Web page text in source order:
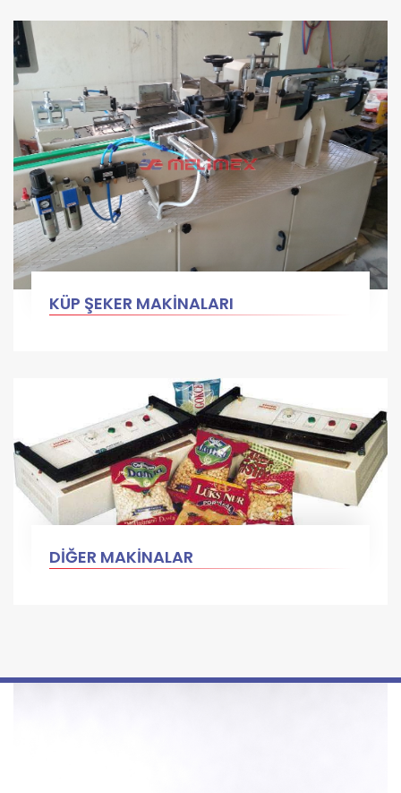
KÜP ŞEKER MAKİNALARI
DİĞER MAKİNALAR